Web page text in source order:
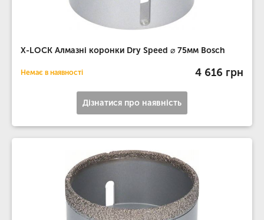
X-LOCK Алмазні коронки Dry Speed ​​⌀ 75мм Bosch
Немає в наявності 4 616 грн
Дізнатися про наявність